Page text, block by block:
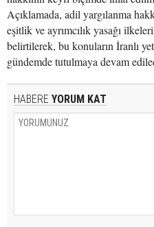
Açıklamada, adil yargılanma
eşitlik ve ayrımcılık yasağı
belirtilerek, bu konuların İranlı
gündemde tutulmaya devam
HABERE YORUM KAT